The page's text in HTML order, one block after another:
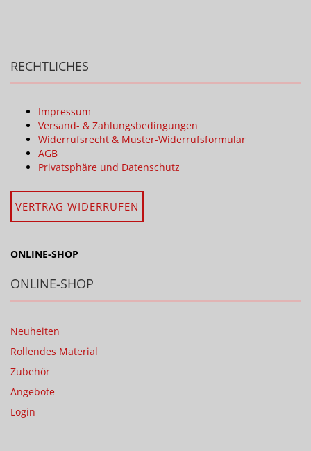
RECHTLICHES
Impressum
Versand- & Zahlungsbedingungen
Widerrufsrecht & Muster-Widerrufsformular
AGB
Privatsphäre und Datenschutz
VERTRAG WIDERRUFEN
ONLINE-SHOP
ONLINE-SHOP
Neuheiten
Rollendes Material
Zubehör
Angebote
Login